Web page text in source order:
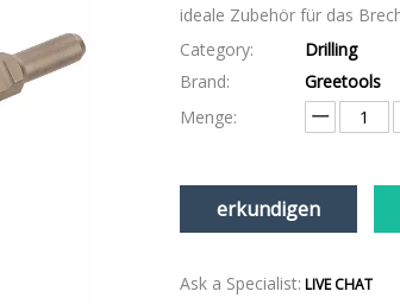
ideale Zubehör für das
Category:
Drilling
Brand:
Greetools
Menge:
erkundigen
Ask a Specialist: LIVE CHAT